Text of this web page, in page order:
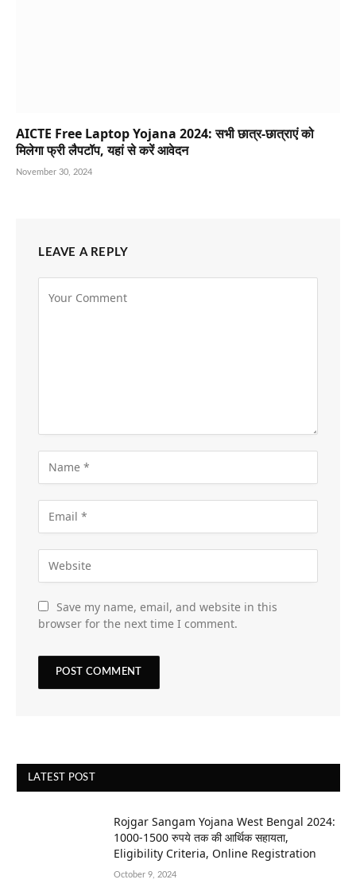
AICTE Free Laptop Yojana 2024: सभी छात्र-छात्राएं को
मिलेगा फ्री लैपटॉप, यहां से करें आवेदन
November 30, 2024
LEAVE A REPLY
Save my name, email, and website in this
browser for the next time I comment.
LATEST POST
Rojgar Sangam Yojana West Bengal 2024:
1000-1500 रुपये तक की आर्थिक सहायता,
Eligibility Criteria, Online Registration
October 9, 2024